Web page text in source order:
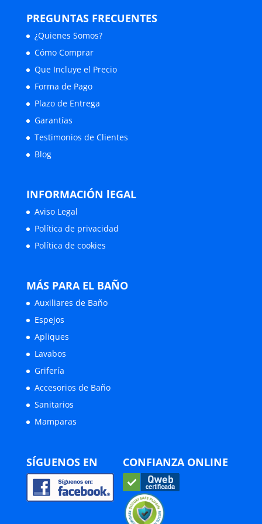
PREGUNTAS FRECUENTES
¿Quienes Somos?
Cómo Comprar
Que Incluye el Precio
Forma de Pago
Plazo de Entrega
Garantías
Testimonios de Clientes
Blog
INFORMACIÓN lEGAL
Aviso Legal
Política de privacidad
Política de cookies
MÁS PARA EL BAÑO
Auxiliares de Baño
Espejos
Apliques
Lavabos
Grifería
Accesorios de Baño
Sanitarios
Mamparas
SÍGUENOS EN CONFIANZA ONLINE